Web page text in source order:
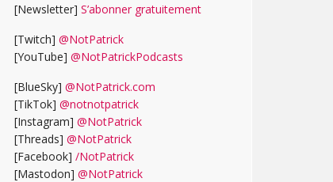
[Newsletter] S’abonner gratuitement
[Twitch] @NotPatrick
[YouTube] @NotPatrickPodcasts
[BlueSky] @NotPatrick.com
[TikTok] @notnotpatrick
[Instagram] @NotPatrick
[Threads] @NotPatrick
[Facebook] /NotPatrick
[Mastodon] @NotPatrick